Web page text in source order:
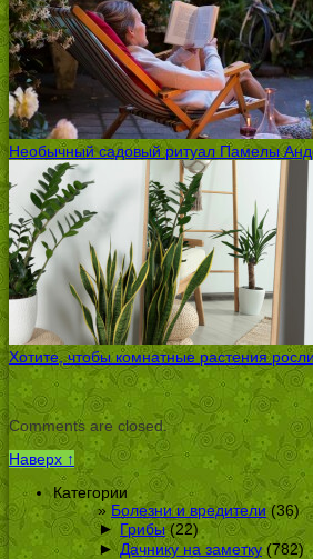
Необычный садовый ритуал Памелы
Хотите, чтобы комнатные растения
Comments are closed.
Наверх ↑
Категории
Болезни и вредители(36)
► Грибы(22)
► Дачнику на заметку (782)